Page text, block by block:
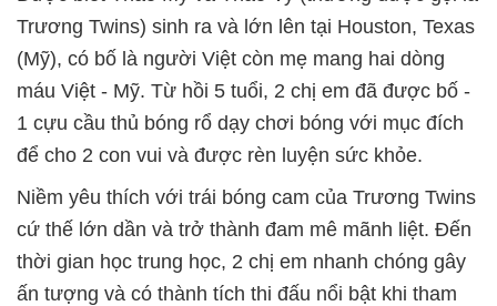
Trương Twins) sinh ra và lớn lên tại Houston, Texas
(Mỹ), có bố là người Việt còn mẹ mang hai dòng
máu Việt - Mỹ. Từ hồi 5 tuổi, 2 chị em đã được bố -
1 cựu cầu thủ bóng rổ dạy chơi bóng với mục đích
để cho 2 con vui và được rèn luyện sức khỏe.
Niềm yêu thích với trái bóng cam của Trương Twins
cứ thế lớn dần và trở thành đam mê mãnh liệt. Đến
thời gian học trung học, 2 chị em nhanh chóng gây
ấn tượng và có thành tích thi đấu nổi bật khi tham